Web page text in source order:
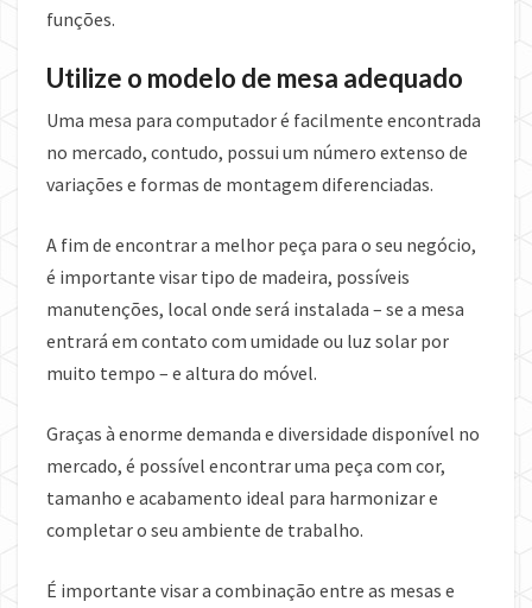
funções.
Utilize o modelo de mesa adequado
Uma mesa para computador é facilmente encontrada
no mercado, contudo, possui um número extenso de
variações e formas de montagem diferenciadas.
A fim de encontrar a melhor peça para o seu negócio,
é importante visar tipo de madeira, possíveis
manutenções, local onde será instalada – se a mesa
entrará em contato com umidade ou luz solar por
muito tempo – e altura do móvel.
Graças à enorme demanda e diversidade disponível no
mercado, é possível encontrar uma peça com cor,
tamanho e acabamento ideal para harmonizar e
completar o seu ambiente de trabalho.
É importante visar a combinação entre as mesas e